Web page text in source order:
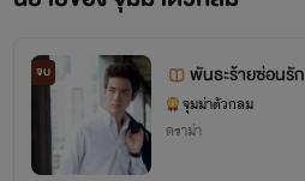
จบ พันธะร้ายซ่อนรัก
จุมม่าตัวกลม
ดราม่า